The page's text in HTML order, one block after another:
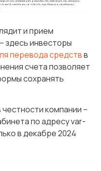
и прием
здесь инвесторы
перевода средствв
счета позволяет
сохранять
компании –
по адресу var-
в декабре 2024